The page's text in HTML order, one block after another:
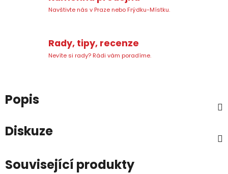
Navštivte nás v Praze nebo Frýdku-Místku.
Rady, tipy, recenze
Nevíte si rady? Rádi vám poradíme.
Popis
Diskuze
Související produkty